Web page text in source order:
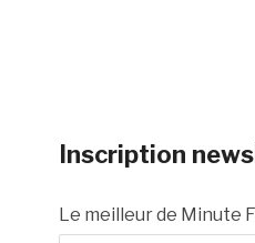
Inscription
Le meilleur de Minute